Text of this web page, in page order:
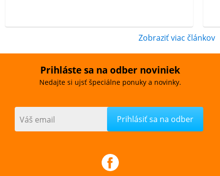
Zobraziť viac článkov
Prihláste sa na odber noviniek
Nedajte si ujsť špeciálne ponuky a novinky.
Váš email